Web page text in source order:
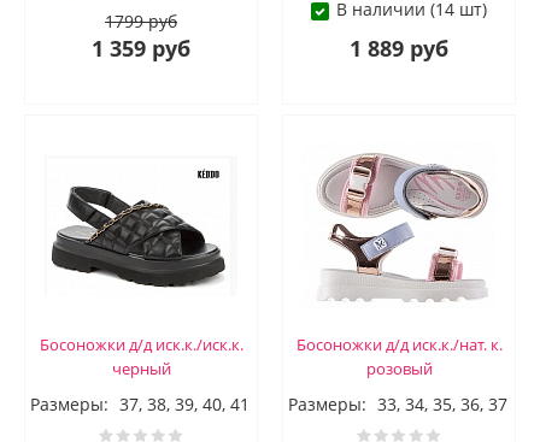
1799 руб
1 359 руб
В наличии (14 шт)
1 889 руб
Босоножки д/д иск.к./иск.к.
черный
Размеры: 37, 38, 39, 40, 41
Босоножки д/д иск.к./нат. к.
розовый
Размеры: 33, 34, 35, 36, 37